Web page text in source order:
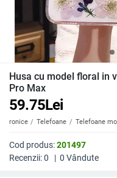
Husa cu model floral in
Pro Max
59.75Lei
Telefoane Telefoane
Cod produs:201497
Recenzii:0 | 0 Vândute